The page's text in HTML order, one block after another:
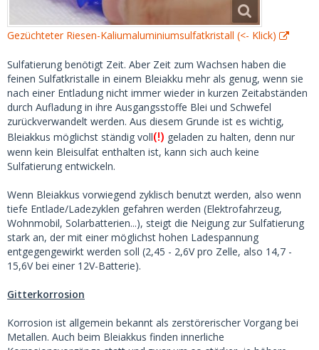
Gezüchteter Riesen-Kaliumaluminiumsulfatkristall (<- Klick)
Sulfatierung benötigt Zeit. Aber Zeit zum Wachsen haben die
feinen Sulfatkristalle in einem Bleiakku mehr als genug, wenn sie
nach einer Entladung nicht immer wieder in kurzen Zeitabständen
durch Aufladung in ihre Ausgangsstoffe Blei und Schwefel
zurückverwandelt werden. Aus diesem Grunde ist es wichtig,
Bleiakkus möglichst ständig voll(!) geladen zu halten, denn nur
wenn kein Bleisulfat enthalten ist, kann sich auch keine
Sulfatierung entwickeln.
Wenn Bleiakkus vorwiegend zyklisch benutzt werden, also wenn
tiefe Entlade/Ladezyklen gefahren werden (Elektrofahrzeug,
Wohnmobil, Solarbatterien...), steigt die Neigung zur Sulfatierung
stark an, der mit einer möglichst hohen Ladespannung
entgegengewirkt werden soll (2,45 - 2,6V pro Zelle, also 14,7 -
15,6V bei einer 12V-Batterie).
Gitterkorrosion
Korrosion ist allgemein bekannt als zerstörerischer Vorgang bei
Metallen. Auch beim Bleiakkus finden innerliche